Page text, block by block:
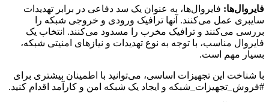
فایروال‌ها: فایروال‌ها، به عنوان یک سد دفاعی در برابر تهدیدات
سایبری عمل می‌کنند. آنها ترافیک ورودی و خروجی شبکه را
بررسی می‌کنند و ترافیک مخرب را مسدود می‌کنند. انتخاب یک
فایروال مناسب، با توجه به نوع تهدیدات و نیازهای امنیتی شبکه،
بسیار مهم است.
با شناخت این تجهیزات اساسی، می‌توانید با اطمینان بیشتری برای
#فروش_تجهیزات_شبکه و ایجاد یک شبکه امن و کارآمد اقدام کنید.